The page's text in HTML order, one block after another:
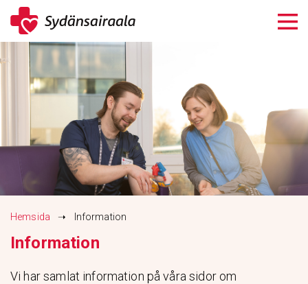
Siirry
sisältöön
Hemsida ➝ Information
Information
Vi har samlat information på våra sidor om